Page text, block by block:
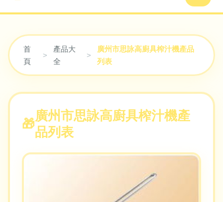
首
頁
>
產品大
全
>
廣州市思詠高廚具榨汁機產品
列表
廣州市思詠高廚具榨汁機產
品列表